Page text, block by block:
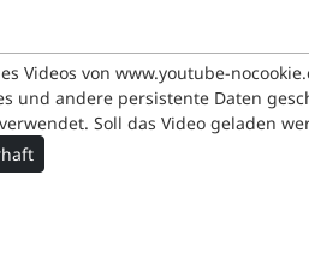
Videos von www.youtube-
und andere persistente Daten
Soll das Video geladen